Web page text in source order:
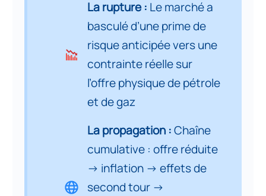
Partie 2. Géostratégie et logique
de guerre : d’une confrontation
régionale à une guerre
systémique
Partie 3. Le marché pétrolier et
financière et stratégique
Partie 4 : Typologie des chocs
pétroliers depuis 1973
La rupture : Le marché a
basculé d’une prime de
risque anticipée vers une
contrainte réelle sur
l’offre physique de pétrole
et de gaz
La propagation :Chaîne
cumulative : offre réduite
→ inflation → effets de
second tour →